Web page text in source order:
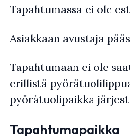
Tapahtumassa ei ole
Asiakkaan avustaja
Tapahtumaan ei ole
erillistä
pyörätuolipaikka
Tapahtumapaikka